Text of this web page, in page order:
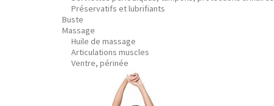
Préservatifs et lubrifiants
Buste
Massage
Huile de massage
Articulations muscles
Ventre, périnée